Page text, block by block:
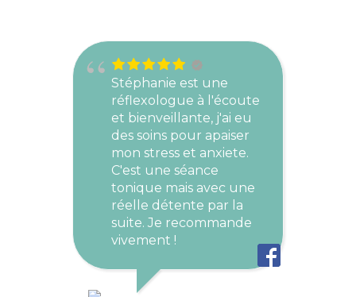
Stéphanie est une
réflexologue à l'écoute
et bienveillante, j'ai eu
des soins pour apaiser
mon stress et anxiete.
C'est une séance
tonique mais avec une
réelle détente par la
suite. Je recommande
vivement !